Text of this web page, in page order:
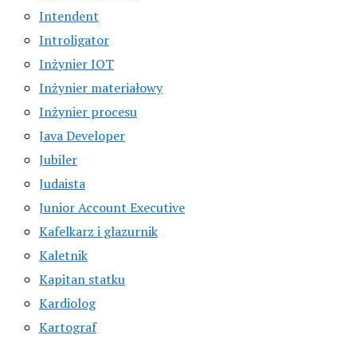
Intendent
Introligator
Inżynier IOT
Inżynier materiałowy
Inżynier procesu
Java Developer
Jubiler
Judaista
Junior Account Executive
Kafelkarz i glazurnik
Kaletnik
Kapitan statku
Kardiolog
Kartograf